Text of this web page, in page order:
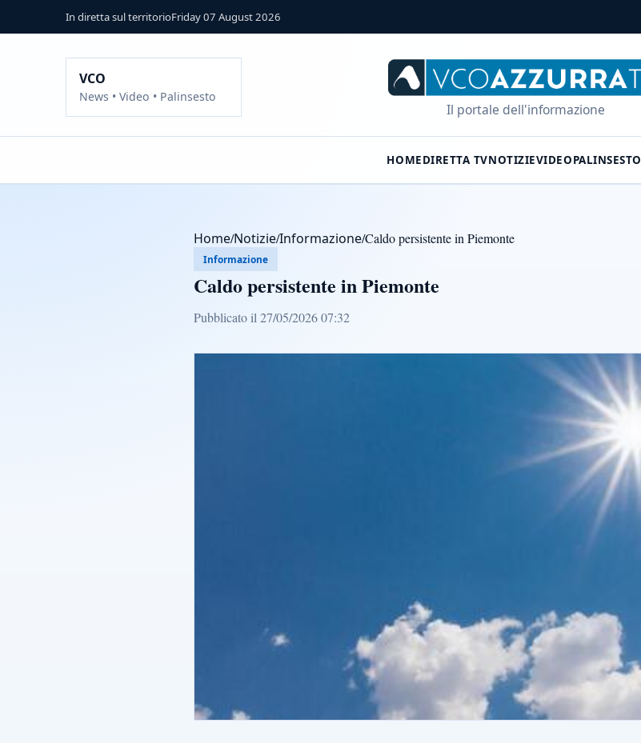
In diretta sul territorioFriday 07 August 2026
VCO
News • Video • Palinsesto
Il portale dell'informazione
HOMEDIRETTA TVNOTIZIEVIDEOPALINSESTO
Home/Notizie/Informazione/Caldo persistente in Piemonte
Informazione
Caldo persistente in Piemonte
Pubblicato il 27/05/2026 07:32